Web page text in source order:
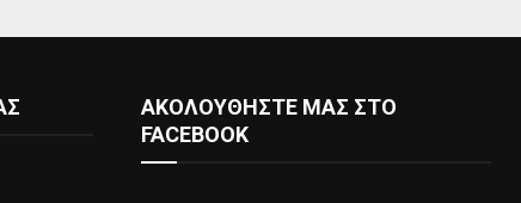
ΑΚΟΛΟΥΘΗΣΤΕ ΜΑΣ ΣΤΟ
FACEBOOK